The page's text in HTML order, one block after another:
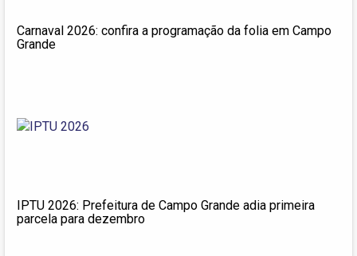
Carnaval 2026: confira a programação da folia em Campo
Grande
IPTU 2026: Prefeitura de Campo Grande adia primeira
parcela para dezembro